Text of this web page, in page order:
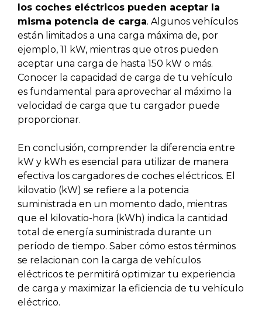
los coches eléctricos pueden aceptar la
misma potencia de carga. Algunos vehículos
están limitados a una carga máxima de, por
ejemplo, 11 kW, mientras que otros pueden
aceptar una carga de hasta 150 kW o más.
Conocer la capacidad de carga de tu vehículo
es fundamental para aprovechar al máximo la
velocidad de carga que tu cargador puede
proporcionar.
En conclusión, comprender la diferencia entre
kW y kWh es esencial para utilizar de manera
efectiva los cargadores de coches eléctricos. El
kilovatio (kW) se refiere a la potencia
suministrada en un momento dado, mientras
que el kilovatio-hora (kWh) indica la cantidad
total de energía suministrada durante un
período de tiempo. Saber cómo estos términos
se relacionan con la carga de vehículos
eléctricos te permitirá optimizar tu experiencia
de carga y maximizar la eficiencia de tu vehículo
eléctrico.